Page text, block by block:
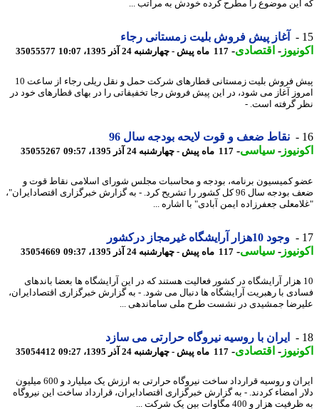
موضوع را مطرح کرده خودش به مراتب ...
آغاز پیش فروش بلیت زمستانی رجاء
-اقتصادی-117 ماه پیش - چهارشنبه 24 آذر 1395، 10:07 35055577
پیش فروش بلیت زمستانی قطارهای شرکت حمل و نقل ریلی رجاء از ساعت 10
آغاز می شود، در این پیش فروش رجا تخفیفاتی را در بهای قطارهای خود در
گرفته است. -
نقاط ضعف و قوت لایحه بودجه سال 96
-سیاسی-117 ماه پیش - چهارشنبه 24 آذر 1395، 09:57 35055267
کمیسیون برنامه، بودجه و محاسبات مجلس شورای اسلامی نقاط قوت و
ضعف بودجه سال 96 کل کشور را تشریح کرد. - به گزارش خبرگزاری اقتصادایران"،
جعفرزاده ایمن آبادی" با اشاره ...
وجود 10هزار آرایشگاه غیرمجاز درکشور
-سیاسی-117 ماه پیش - چهارشنبه 24 آذر 1395، 09:37 35054669
هزار آرایشگاه در کشور فعالیت هستند که در این آرایشگاه ها بعضا باندهای
با رهبریت آرایشگاه ها دنبال می شود. - به گزارش خبرگزاری اقتصادایران،
جمشیدی در نشست طرح ملی ساماندهی ...
ایران با روسیه نیروگاه حرارتی می سازد
-اقتصادی-117 ماه پیش - چهارشنبه 24 آذر 1395، 09:27 35054412
ایران و روسیه قرارداد ساخت نیروگاه حرارتی به ارزش یک میلیارد و 600 میلیون
امضاء کردند. - به گزارش خبرگزاری اقتصادایران، قرارداد ساخت این نیروگاه
هزار و 400 مگاوات بین یک شرکت ...